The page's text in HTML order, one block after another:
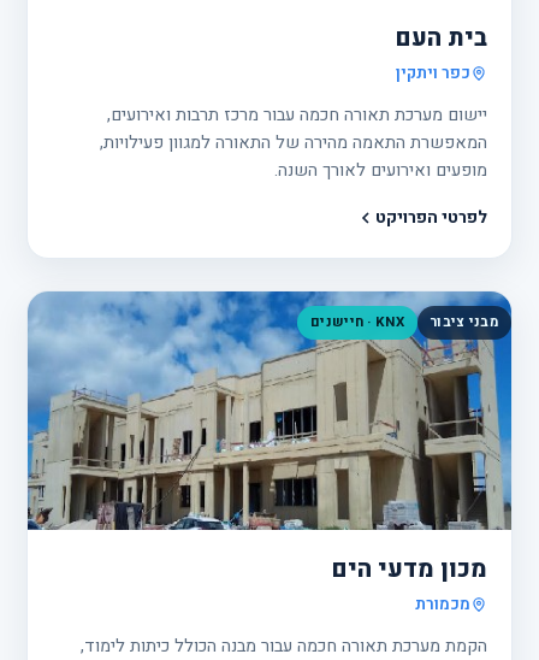
בית העם
כפר ויתקין
יישום מערכת תאורה חכמה עבור מרכז תרבות ואירועים,
המאפשרת התאמה מהירה של התאורה למגוון פעילויות,
מופעים ואירועים לאורך השנה.
לפרטי הפרויקט
מבני ציבור KNX · חיישנים
מכון מדעי הים
מכמורת
הקמת מערכת תאורה חכמה עבור מבנה הכולל כיתות לימוד,